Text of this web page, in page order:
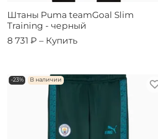
Штаны Puma teamGoal Slim
Training - черный
8 731 ₽ – Купить
-23% В наличии